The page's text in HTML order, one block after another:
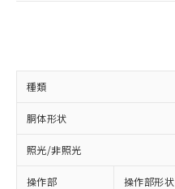
種類
胴体形状
照光/非照光
操作部 操作部形状